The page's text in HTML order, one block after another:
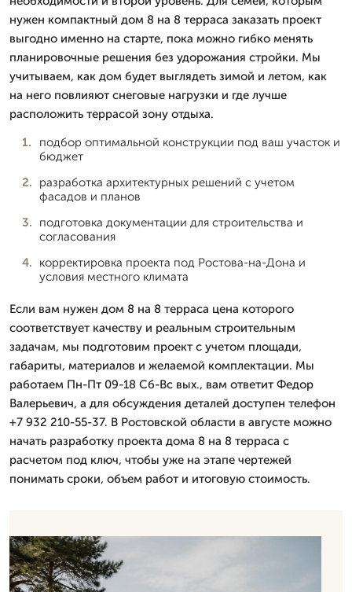
нужен компактный дом 8 на 8 терраса заказать проект
выгодно именно на старте, пока можно гибко менять
планировочные решения без удорожания стройки. Мы
учитываем, как дом будет выглядеть зимой и летом, как
на него повлияют снеговые нагрузки и где лучше
расположить террасой зону отдыха.
подбор оптимальной конструкции под ваш участок и
бюджет
разработка архитектурных решений с учетом
фасадов и планов
подготовка документации для строительства и
согласования
корректировка проекта под Ростова-на-Дона и
условия местного климата
Если вам нужен дом 8 на 8 терраса цена которого
соответствует качеству и реальным строительным
задачам, мы подготовим проект с учетом площади,
габариты, материалов и желаемой комплектации. Мы
работаем Пн-Пт 09-18 Сб-Вс вых., вам ответит Федор
Валерьевич, а для обсуждения деталей доступен телефон
+7 932 210-55-37. В Ростовской области в августе можно
начать разработку проекта дома 8 на 8 терраса с
расчетом под ключ, чтобы уже на этапе чертежей
понимать сроки, объем работ и итоговую стоимость.